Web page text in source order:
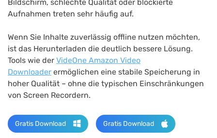
Bildschirm, schlechte Qualität oder blockierte
Aufnahmen treten sehr häufig auf.
Wenn Sie Inhalte zuverlässig offline nutzen möchten,
ist das Herunterladen die deutlich bessere Lösung.
Tools wie der VideOne Amazon Video
Downloader ermöglichen eine stabile Speicherung in
hoher Qualität – ohne die typischen Einschränkungen
von Screen Recordern.
Gratis Download Gratis Download